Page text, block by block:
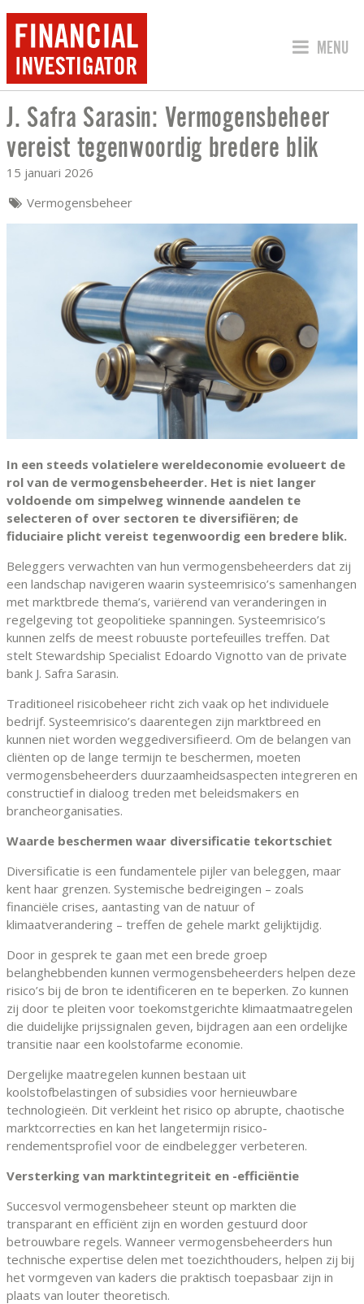
SPRING
MENU
J. SAFRA SARASIN:
J. Safra Sarasin: Vermogensbeheer
vereist tegenwoordig bredere blik
15 januari 2026
Vermogensbeheer
In een steeds volatielere wereldeconomie evolueert de
rol van de vermogensbeheerder. Het is niet langer
voldoende om simpelweg winnende aandelen te
selecteren of over sectoren te diversifiëren; de
fiduciaire plicht vereist tegenwoordig een bredere blik.
Beleggers verwachten van hun vermogensbeheerders dat zij
een landschap navigeren waarin systeemrisico’s samenhangen
met marktbrede thema’s, variërend van veranderingen in
regelgeving tot geopolitieke spanningen. Systeemrisico’s
kunnen zelfs de meest robuuste portefeuilles treffen. Dat
stelt Stewardship Specialist Edoardo Vignotto van de private
bank J. Safra Sarasin.
Traditioneel risicobeheer richt zich vaak op het individuele
bedrijf. Systeemrisico’s daarentegen zijn marktbreed en
kunnen niet worden weggediversifieerd. Om de belangen van
cliënten op de lange termijn te beschermen, moeten
vermogensbeheerders duurzaamheidsaspecten integreren en
constructief in dialoog treden met beleidsmakers en
brancheorganisaties.
Waarde beschermen waar diversificatie tekortschiet
Diversificatie is een fundamentele pijler van beleggen, maar
kent haar grenzen. Systemische bedreigingen – zoals
financiële crises, aantasting van de natuur of
klimaatverandering – treffen de gehele markt gelijktijdig.
Door in gesprek te gaan met een brede groep
belanghebbenden kunnen vermogensbeheerders helpen deze
risico’s bij de bron te identificeren en te beperken. Zo kunnen
zij door te pleiten voor toekomstgerichte klimaatmaatregelen
die duidelijke prijssignalen geven, bijdragen aan een ordelijke
transitie naar een koolstofarme economie.
Dergelijke maatregelen kunnen bestaan uit
koolstofbelastingen of subsidies voor hernieuwbare
technologieën. Dit verkleint het risico op abrupte, chaotische
marktcorrecties en kan het langetermijn risico-
rendementsprofiel voor de eindbelegger verbeteren.
Versterking van marktintegriteit en -efficiëntie
Succesvol vermogensbeheer steunt op markten die
transparant en efficiënt zijn en worden gestuurd door
betrouwbare regels. Wanneer vermogensbeheerders hun
technische expertise delen met toezichthouders, helpen zij bij
het vormgeven van kaders die praktisch toepasbaar zijn in
plaats van louter theoretisch.